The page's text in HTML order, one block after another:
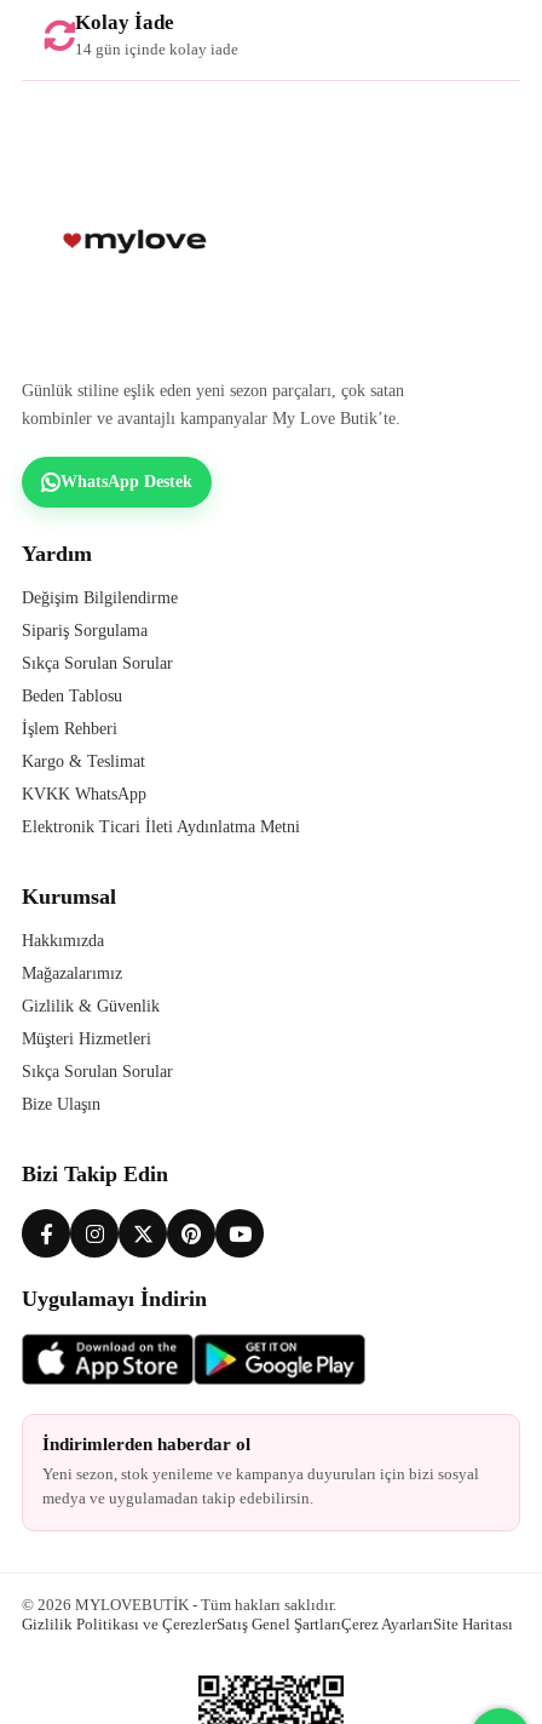
Kolay İade
14 gün içinde kolay iade
Günlük stiline eşlik eden yeni sezon parçaları, çok satan
kombinler ve avantajlı kampanyalar My Love Butik’te.
WhatsApp Destek
Yardım
Değişim Bilgilendirme
Sipariş Sorgulama
Sıkça Sorulan Sorular
Beden Tablosu
İşlem Rehberi
Kargo & Teslimat
KVKK WhatsApp
Elektronik Ticari İleti Aydınlatma Metni
Kurumsal
Hakkımızda
Mağazalarımız
Gizlilik & Güvenlik
Müşteri Hizmetleri
Sıkça Sorulan Sorular
Bize Ulaşın
Bizi Takip Edin
Uygulamayı İndirin
İndirimlerden haberdar ol
Yeni sezon, stok yenileme ve kampanya duyuruları için bizi sosyal
medya ve uygulamadan takip edebilirsin.
© 2026 MYLOVEBUTİK - Tüm hakları saklıdır.
Gizlilik Politikası ve ÇerezlerSatış Genel ŞartlarıÇerez AyarlarıSite Haritası